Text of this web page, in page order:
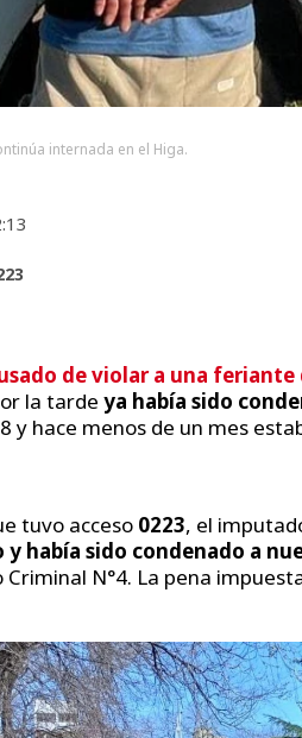
internada en el Higa.
de violar a una feriante
la tarde ya había sido
y hace menos de un mes
tuvo acceso 0223, el
y había sido condenado a
Criminal N°4. La pena